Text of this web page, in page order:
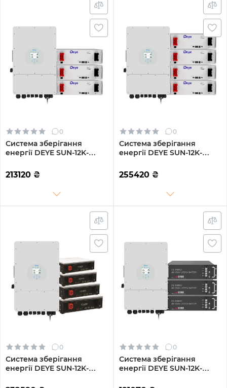
0
Система зберігання
енергії DEYE SUN-12K-
12000W 15.36kh 3BAT
LiFePO4 6000 циклів
213120 ₴
0
Система зберігання
енергії DEYE SUN-12K-
LFP 12000W 20.48kh 4BAT
LiFePO4 6000 циклів
255420 ₴
0
Система зберігання
енергії DEYE SUN-12K-
0
Система зберігання
енергії DEYE SUN-12K-